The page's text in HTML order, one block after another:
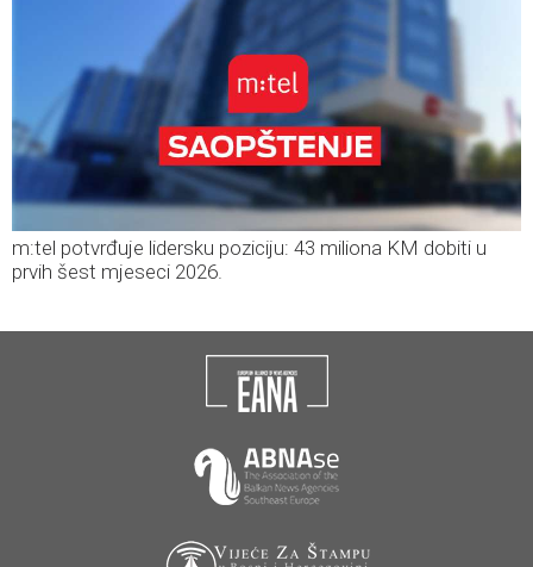
m:tel potvrđuje lidersku poziciju: 43 miliona KM dobiti u
prvih šest mjeseci 2026.